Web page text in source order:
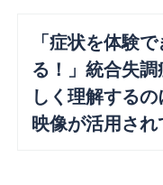
「症状を体験で
る！」統合失
しく理解する
映像が活用され